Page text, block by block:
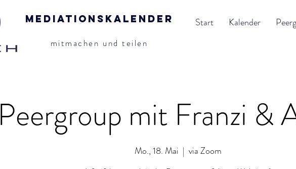
Mediationskalender Start Kalender
mitmachen und teilen
Peergroup mit Franzi &
Mo., 18. Mai
  |
via Zoom